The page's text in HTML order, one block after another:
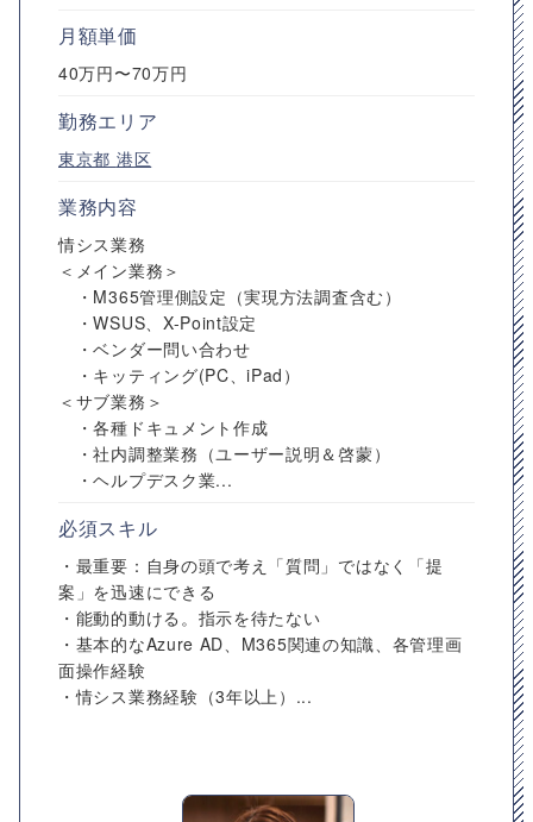
月額単価
40万円〜70万円
勤務エリア
東京都 港区
業務内容
情シス業務
＜メイン業務＞
・M365管理側設定（実現方法調査含む）
・WSUS、X-Point設定
・ベンダー問い合わせ
・キッティング(PC、iPad）
＜サブ業務＞
・各種ドキュメント作成
・社内調整業務（ユーザー説明＆啓蒙）
・ヘルプデスク業...
必須スキル
・最重要：自身の頭で考え「質問」ではなく「提
案」を迅速にできる
・能動的動ける。指示を待たない
・基本的なAzure AD、M365関連の知識、各管理画
面操作経験
・情シス業務経験（3年以上）...